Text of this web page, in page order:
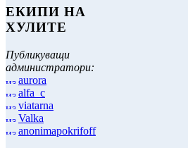
ЕКИПИ НА
ХУЛИТЕ
Публикуващи
администратори:
aurora
alfa_c
viatarna
Valka
anonimapokrifoff